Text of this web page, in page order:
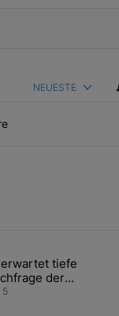
NEUESTE
Artikel der letzten
an deutschen
mit dem Titel
tiefe
der
könnte
5